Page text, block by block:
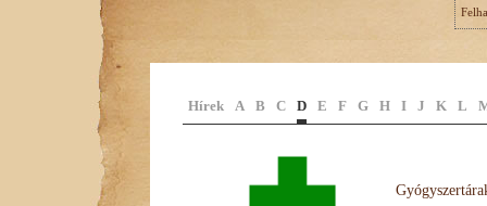
Hírek A B C D E F G H I J K L